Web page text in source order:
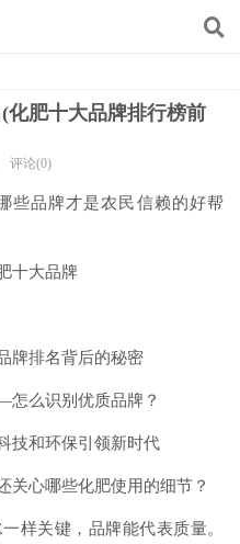
化肥十大品牌排行榜前
评论(0)
些品牌才是农民信赖的好帮
十大品牌
牌排名背后的秘密
么识别优质品牌？
技和环保引领新时代
心哪些化肥使用的细节？
样关键，品牌能代表质量。